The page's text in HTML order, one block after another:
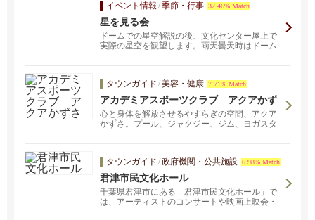
イベント情報 /季節・行事 32.46% Match
星を見る会
ドームでの星空解説の後、文化センター屋上で
実際の星空を観望します。雨天曇天時はドーム
タウンガイド /美容・健康 7.71% Match
アカデミアスポーツクラブ アクアかず
さ
心と身体を解放させるやすらぎの空間、アクア
かずさ。プール、ジャクジー、ジム、ヨガスタ
タウンガイド /政府機関・公共施設 6.98% Match
君津市民文化ホール
千葉県君津市にある「君津市民文化ホール」で
は、アーティストのコンサートや映画上映会・